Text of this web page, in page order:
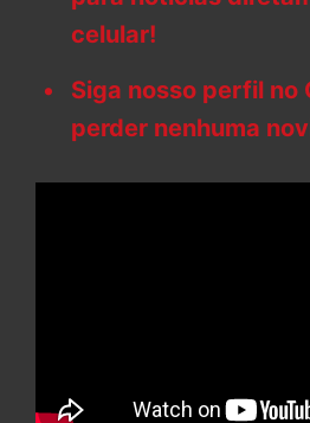
celular!
Siga nosso perfil no
perder nenhuma